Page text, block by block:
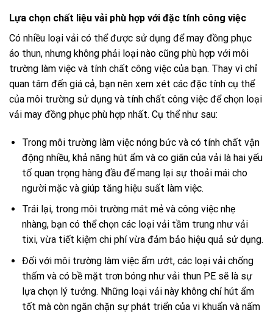
Lựa chọn chất liệu vải phù hợp với đặc tính công việc
Có nhiều loại vải có thể được sử dụng để may đồng phục
áo thun, nhưng không phải loại nào cũng phù hợp với môi
trường làm việc và tính chất công việc của bạn. Thay vì chỉ
quan tâm đến giá cả, bạn nên xem xét các đặc tính cụ thể
của môi trường sử dụng và tính chất công việc để chọn loại
vải may đồng phục phù hợp nhất. Cụ thể như sau:
Trong môi trường làm việc nóng bức và có tính chất vận
động nhiều, khả năng hút ẩm và co giãn của vải là hai yếu
tố quan trọng hàng đầu để mang lại sự thoải mái cho
người mặc và giúp tăng hiệu suất làm việc.
Trái lại, trong môi trường mát mẻ và công việc nhẹ
nhàng, bạn có thể chọn các loại vải tầm trung như vải
tixi, vừa tiết kiệm chi phí vừa đảm bảo hiệu quả sử dụng.
Đối với môi trường làm việc ẩm ướt, các loại vải chống
thấm và có bề mặt trơn bóng như vải thun PE sẽ là sự
lựa chọn lý tưởng. Những loại vải này không chỉ hút ẩm
tốt mà còn ngăn chặn sự phát triển của vi khuẩn và nấm